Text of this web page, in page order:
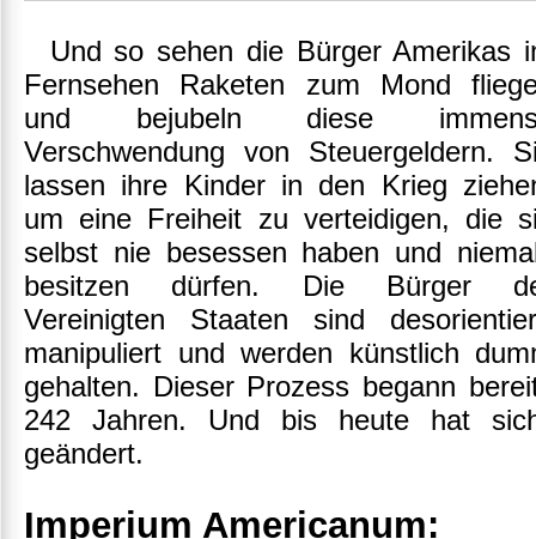
Und so sehen die Bürger Amerikas
Fernsehen Raketen zum Mond
und bejubeln diese
Verschwendung von Steuergeldern.
lassen ihre Kinder in den Krieg
um eine Freiheit zu verteidigen, die
selbst nie besessen haben und
besitzen dürfen. Die Bürger
Vereinigten Staaten sind
manipuliert und werden künstlich
gehalten. Dieser Prozess begann
242 Jahren. Und bis heute hat
geändert.
Imperium Americanum: